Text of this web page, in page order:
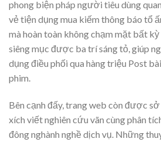
phong biện pháp người tiêu dùng
vẻ tiện dụng mua kiếm thông báo tổ
mà hoàn toàn không chạm mặt bất kỳ
siêng mục được ba trí sáng tỏ, giúp
dụng điều phối qua hàng triệu Post
phim.
Bên cạnh đấy, trang web còn được
xích viết nghiên cứu vãn cùng phân
đông nghành nghề dịch vụ. Những